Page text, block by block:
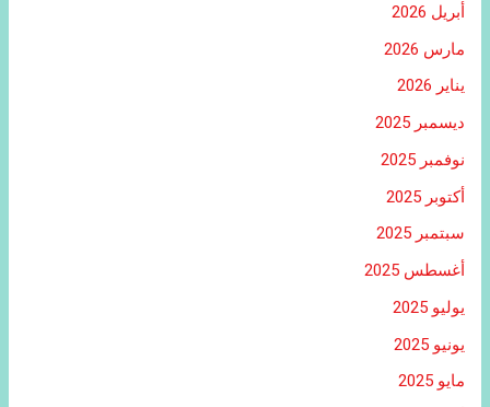
أبريل 2026
مارس 2026
يناير 2026
ديسمبر 2025
نوفمبر 2025
أكتوبر 2025
سبتمبر 2025
أغسطس 2025
يوليو 2025
يونيو 2025
مايو 2025